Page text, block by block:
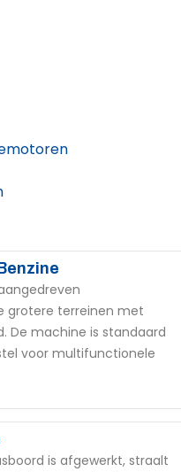
grotere terreinen met
De machine is standaard
voor multifunctionele
is afgewerkt, straalt